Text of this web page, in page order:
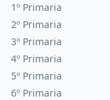
1º Primaria
2º Primaria
3º Primaria
4º Primaria
5º Primaria
6º Primaria